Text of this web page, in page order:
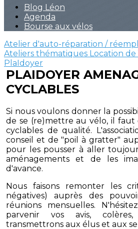
Blog Léon
Agenda
Bourse aux vélos
Atelier d'auto-réparation /
Ateliers thématiques Location
PlaIdoyer
PLAIDOYER
CYCLABLES
Si nous voulons donner la
de se (re)mettre au vélo, il faut
cyclables de qualité.
conseil et de "poil à gratter"
pour les pousser à aller
aménagements et de les
d'avance.
Nous faisons remonter les
négatives) auprès des
réunions mensuelles.
parvenir vos avis,
transmettrons aux élus et aux